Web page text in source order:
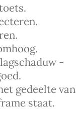
-
gedeelte van
staat.